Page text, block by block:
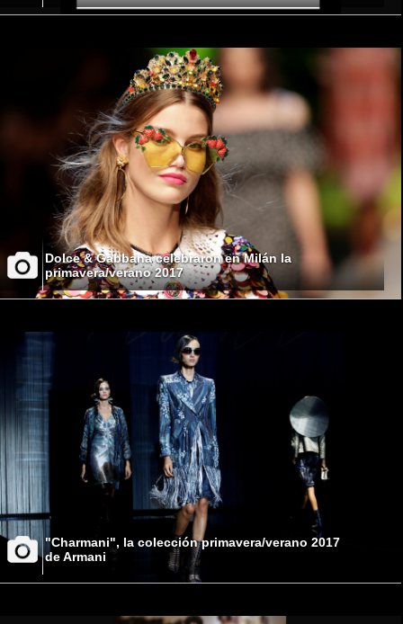
Dolce & Gabbana celebraron en Milán la
primavera/verano 2017
"Charmani", la colección primavera/verano 2017
de Armani